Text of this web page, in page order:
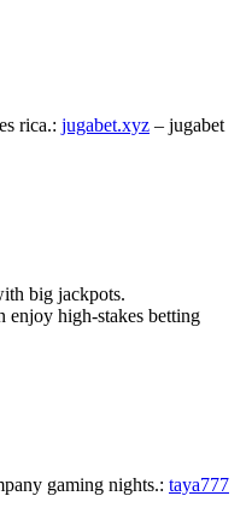
rica.: jugabet.xyz – jugabet
big jackpots.
enjoy high-stakes betting
gaming nights.: taya777